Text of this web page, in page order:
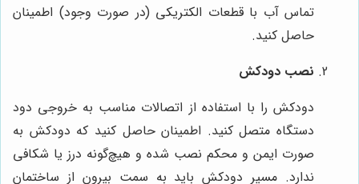
تماس آب با قطعات الکتریکی (در صورت وجود) اطمینان
حاصل کنید.
نصب دودکش
دودکش را با استفاده از اتصالات مناسب به خروجی دود
دستگاه متصل کنید. اطمینان حاصل کنید که دودکش به
صورت ایمن و محکم نصب شده و هیچ‌گونه درز یا شکافی
ندارد. مسیر دودکش باید به سمت بیرون از ساختمان